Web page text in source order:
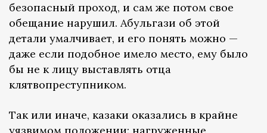
безопасный проход, и сам же потом свое
обещание нарушил. Абульгази об этой
детали умалчивает, и его понять можно —
даже если подобное имело место, ему было
бы не к лицу выставлять отца
клятвопреступником.
Так или иначе, казаки оказались в крайне